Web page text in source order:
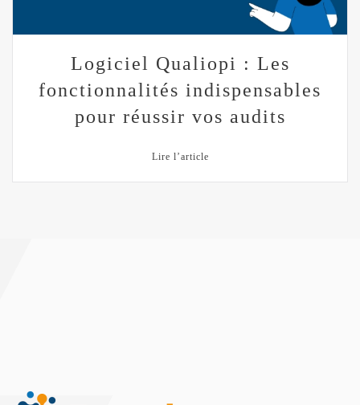
Logiciel Qualiopi : Les
fonctionnalités indispensables
pour réussir vos audits
Lire l’article